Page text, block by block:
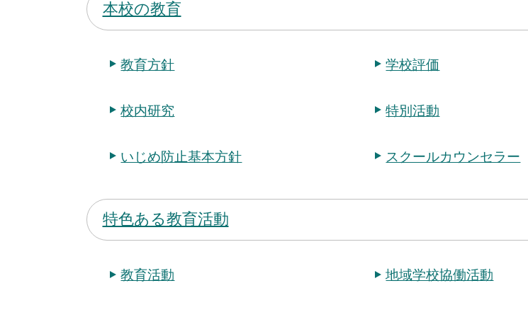
本校の教育
教育方針 学校評価
校内研究 特別活動
いじめ防止基本方針 スクールカウンセラー
特色ある教育活動
教育活動 地域学校協働活動